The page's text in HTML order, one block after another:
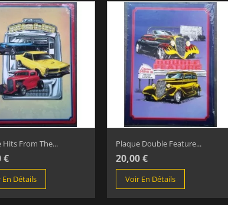
Hits From The...
€
En Détails
Plaque Double Feature...
20,00 €
Voir En Détails